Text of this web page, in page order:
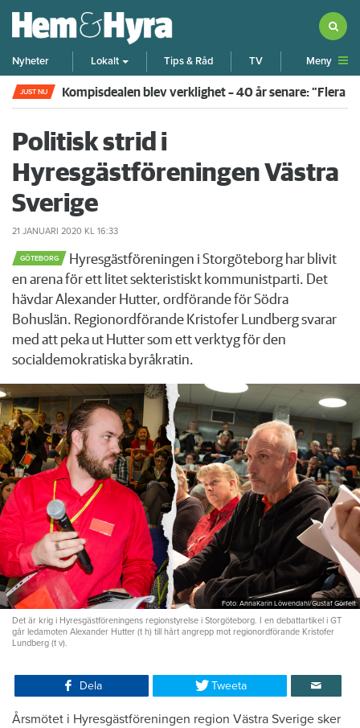
Nyheter Lokalt Tips & Råd TV Meny
JUST NU Kompisdealen blev verklighet – 40 år senare: "Flera
Politisk strid i
Hyresgästföreningen Västra
Sverige
21 JANUARI 2020 KL 16:33
GÖTEBORG
Hyresgästföreningen i Storgöteborg har blivit
en arena för ett litet sekteristiskt kommunistparti. Det
hävdar Alexander Hutter, ordförande för Södra
Bohuslän. Regionordförande Kristofer Lundberg svarar
med att peka ut Hutter som ett verktyg för den
socialdemokratiska byråkratin.
Foto: AnnaKarin Löwendahl/Gustaf Görfelt
Det är krig i Hyresgästföreningens regionstyrelse i Storgöteborg. I en debattartikel i GT
går ledamoten Alexander Hutter (t h) till hårt angrepp mot regionordförande Kristofer
Lundberg (t v).
Dela Tweeta
Årsmötet i Hyresgästföreningen region Västra Sverige sker